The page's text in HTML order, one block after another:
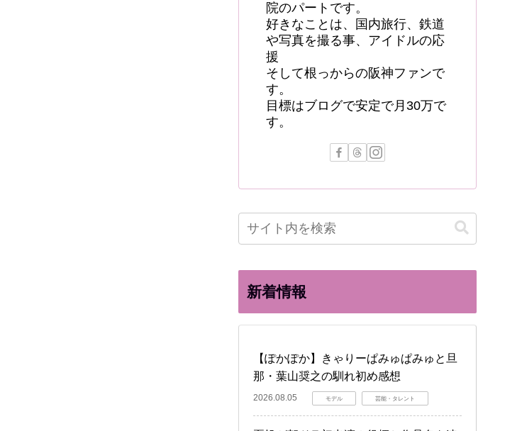
院のパートです。
好きなことは、国内旅行、鉄道
や写真を撮る事、アイドルの応
援
そして根っからの阪神ファンで
す。
目標はブログで安定で月30万で
す。
新着情報
【ぽかぽか】きゃりーぱみゅぱみゅと旦
那・葉山奨之の馴れ初め感想
2026.08.05 モデル 芸能・タレント